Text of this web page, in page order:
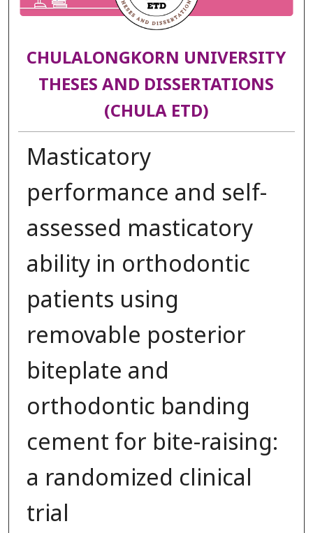
CHULALONGKORN UNIVERSITY
THESES AND DISSERTATIONS
(CHULA ETD)
Masticatory
performance and self-
assessed masticatory
ability in orthodontic
patients using
removable posterior
biteplate and
orthodontic banding
cement for bite-raising:
a randomized clinical
trial